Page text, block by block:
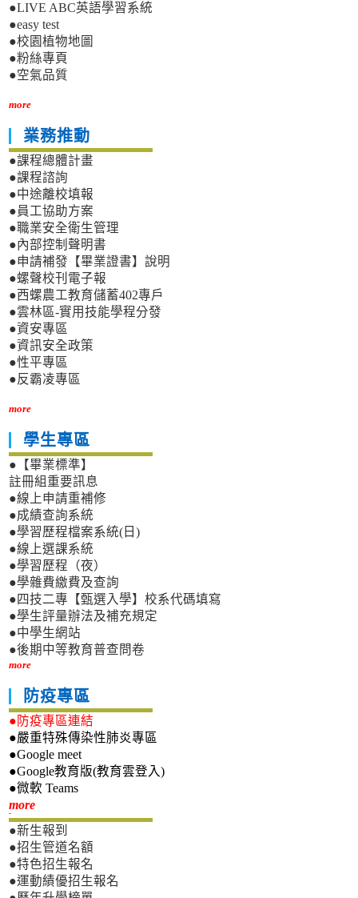
●LIVE ABC英語學習系統
●easy test
●校園植物地圖
●粉絲專頁
●空氣品質
more
業務推動
●課程總體計畫
●課程諮詢
●中途離校填報
●員工協助方案
●職業安全衛生管理
●內部控制聲明書
●申請補發【畢業證書】說明
●螺聲校刊電子報
●西螺農工教育儲蓄402專戶
●雲林區-實用技能學程分發
●資安專區
●資訊安全政策
●性平專區
●反霸凌專區
more
學生專區
●【畢業標準】
註冊組重要訊息
●線上申請重補修
●成績查詢系統
●學習歷程檔案系統(日)
●線上選課系統
●學習歷程（夜）
●學雜費繳費及查詢
●四技二專【甄選入學】校系代碼填寫
●學生評量辦法及補充規定
●中學生網站
●後期中等教育普查問卷
more
防疫專區
●防疫專區連結
●嚴重特殊傳染性肺炎專區
●Google meet
●Google教育版(教育雲登入)
●微軟 Teams
more新生專區
●新生報到
●招生管道名額
●特色招生報名
●運動績優招生報名